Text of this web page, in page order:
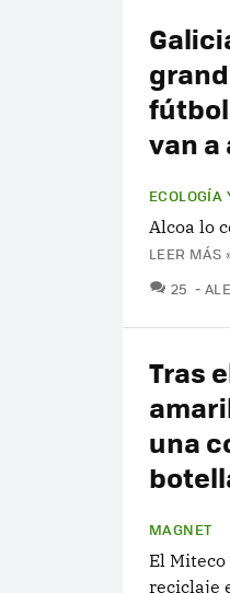
van
ECOLOGÍA
Alcoa lo
LEER MÁS
25
Tras
una
MAGNET
El Miteco
reciclaje